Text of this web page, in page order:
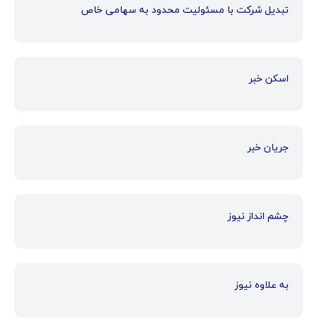
تبدیل شرکت با مسئولیت محدود به سهامی خاص
اسکن خبر
جریان خبر
چشم انداز نیوز
به علاوه نیوز